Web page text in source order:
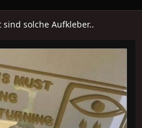
solche Aufkleber..